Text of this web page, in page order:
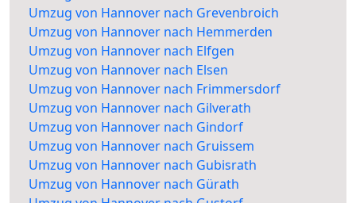
Umzug von Hannover nach Grevenbroich
Umzug von Hannover nach Hemmerden
Umzug von Hannover nach Elfgen
Umzug von Hannover nach Elsen
Umzug von Hannover nach Frimmersdorf
Umzug von Hannover nach Gilverath
Umzug von Hannover nach Gindorf
Umzug von Hannover nach Gruissem
Umzug von Hannover nach Gubisrath
Umzug von Hannover nach Gürath